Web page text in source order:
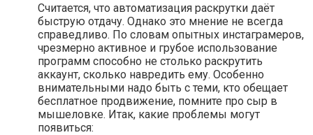
Считается, что автоматизация раскрутки даёт
быструю отдачу. Однако это мнение не всегда
справедливо. По словам опытных инстаграмеров,
чрезмерно активное и грубое использование
программ способно не столько раскрутить
аккаунт, сколько навредить ему. Особенно
внимательными надо быть с теми, кто обещает
бесплатное продвижение, помните про сыр в
мышеловке. Итак, какие проблемы могут
появиться: